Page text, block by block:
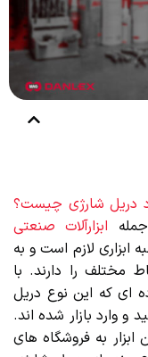
دریل شارژی چیست؟
ابزارآلات صنعتی
ابزاری لازم است و به
مختلف را دارند. با
ای که این نوع دریل
و وارد بازار شده اند.
به فروشگاه های